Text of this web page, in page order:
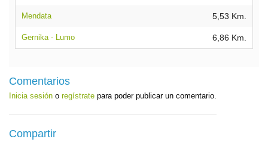
Mendata 5,53 Km.
Gernika - Lumo 6,86 Km.
Comentarios
Inicia sesión o regístrate para poder publicar un comentario.
Compartir